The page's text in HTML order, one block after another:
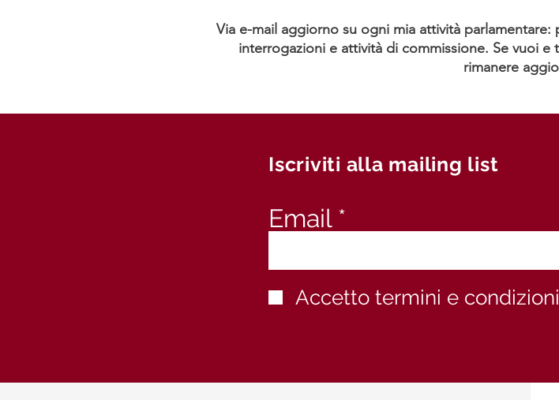
Via e-mail aggiorno su ogni mia attività
interrogazioni e attività di commissione. Se vuoi
rimanere
Iscriviti alla mailing list
Email
Accetto termini e condizioni